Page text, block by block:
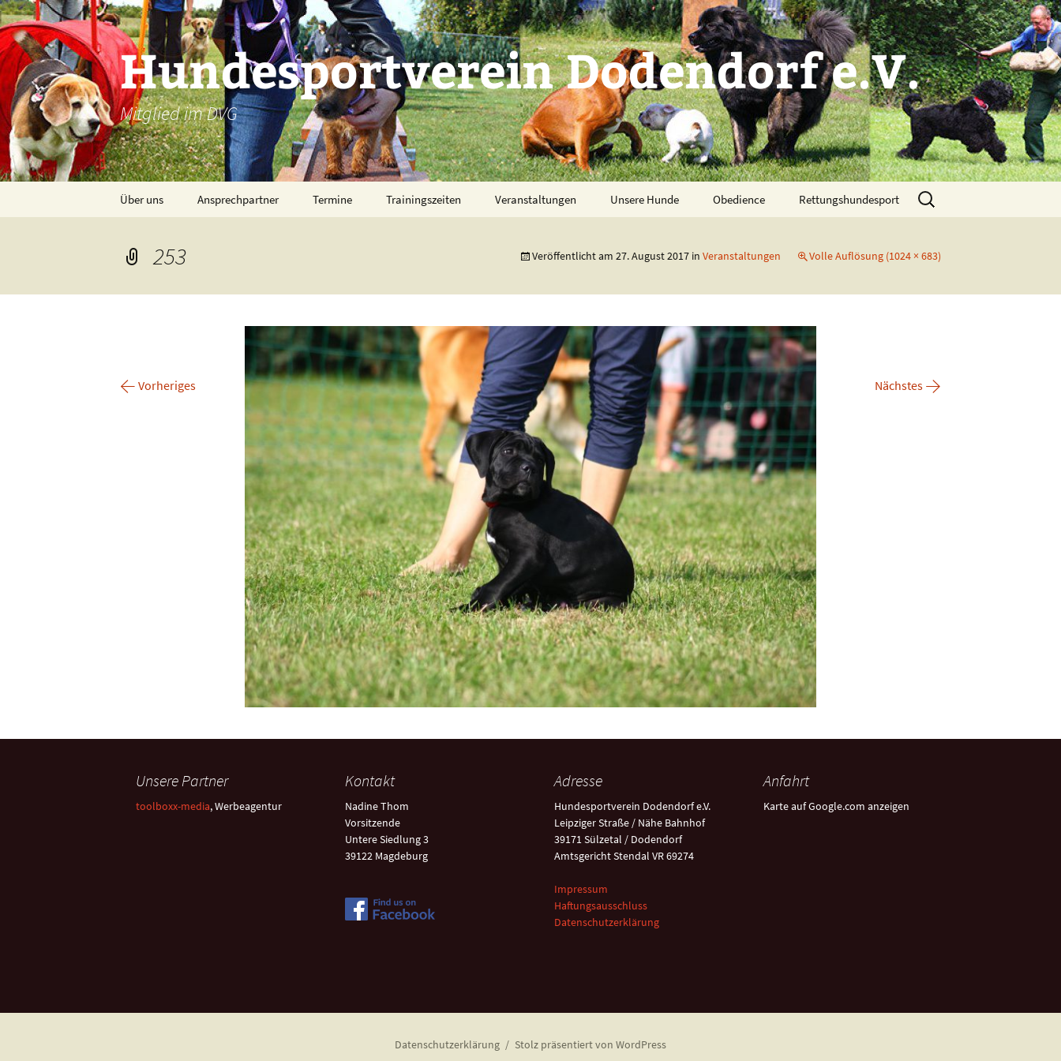
Zum
Inhalt
springen
Hundesportverein Dodendorf e.V.
Mitglied im DVG
Über uns Ansprechpartner Termine Trainingszeiten Veranstaltungen Unsere Hunde Obedience Rettungshundesport
Suchen
nach:
253 Veröffentlicht am 27. August 2017 in Veranstaltungen Volle Auflösung (1024 × 683)
← Vorheriges Nächstes →
Unsere Partner
toolboxx-media, Werbeagentur
Kontakt
Nadine Thom
Vorsitzende
Untere Siedlung 3
39122 Magdeburg
Adresse
Hundesportverein Dodendorf e.V.
Leipziger Straße / Nähe Bahnhof
39171 Sülzetal / Dodendorf
Amtsgericht Stendal VR 69274
Impressum
Haftungsausschluss
Datenschutzerklärung
Anfahrt
Karte auf Google.com anzeigen
Datenschutzerklärung Stolz präsentiert von WordPress